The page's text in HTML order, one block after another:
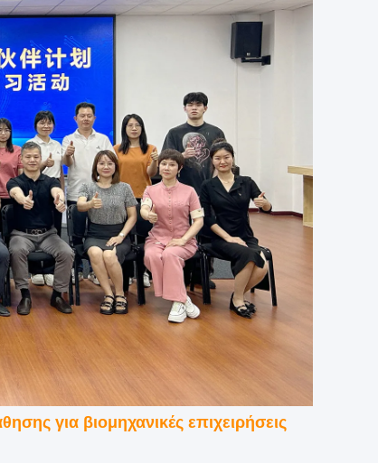
για βιομηχανικές επιχειρήσεις